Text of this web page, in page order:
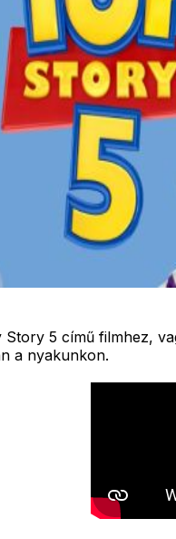
5 című filmhez,
a nyakunkon.